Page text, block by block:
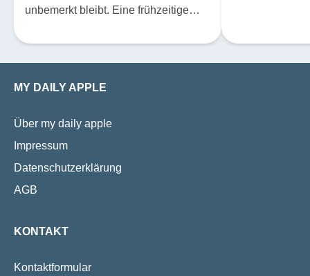
unbemerkt bleibt. Eine frühzeitige
schwerwiegende Folgen verhindern
Diabetes, darunter etwa typische
als solche erkannt.
MY DAILY APPLE
Über my daily apple
Impressum
Datenschutzerklärung
AGB
KONTAKT
Kontaktformular